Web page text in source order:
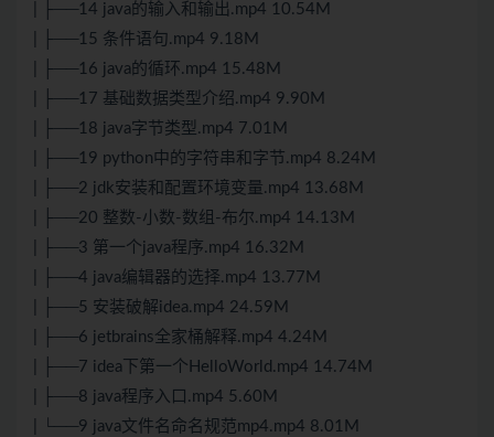
| ├──14 java的输入和输出.mp4 10.54M
| ├──15 条件语句.mp4 9.18M
| ├──16 java的循环.mp4 15.48M
| ├──17 基础数据类型介绍.mp4 9.90M
| ├──18 java字节类型.mp4 7.01M
| ├──19 python中的字符串和字节.mp4 8.24M
| ├──2 jdk安装和配置环境变量.mp4 13.68M
| ├──20 整数-小数-数组-布尔.mp4 14.13M
| ├──3 第一个java程序.mp4 16.32M
| ├──4 java编辑器的选择.mp4 13.77M
| ├──5 安装破解idea.mp4 24.59M
| ├──6 jetbrains全家桶解释.mp4 4.24M
| ├──7 idea下第一个HelloWorld.mp4 14.74M
| ├──8 java程序入口.mp4 5.60M
| └──9 java文件名命名规范mp4.mp4 8.01M